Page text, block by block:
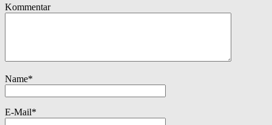
Kommentar
Name*
E-Mail*